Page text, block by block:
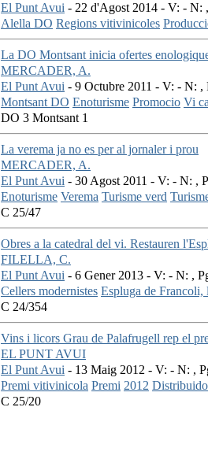
El Punt Avui - 22 d'Agost 2014 - V: - N:
Alella DO Regions vitivinicoles
La DO Montsant inicia ofertes
MERCADER, A.
El Punt Avui - 9 Octubre 2011 - V: - N: ,
Montsant DO Enoturisme Promocio Vi
DO 3 Montsant 1
La verema ja no es per al jornaler i prou
MERCADER, A.
El Punt Avui - 30 Agost 2011 - V: - N: ,
Enoturisme Verema Turisme verd
C 25/47
Obres a la catedral del vi. Restauren
FILELLA, C.
El Punt Avui - 6 Gener 2013 - V: - N: ,
Cellers modernistes Espluga de Francoli,
C 24/354
Vins i licors Grau de Palafrugell rep el
EL PUNT AVUI
El Punt Avui - 13 Maig 2012 - V: - N: ,
Premi vitivinicola Premi 2012
C 25/20